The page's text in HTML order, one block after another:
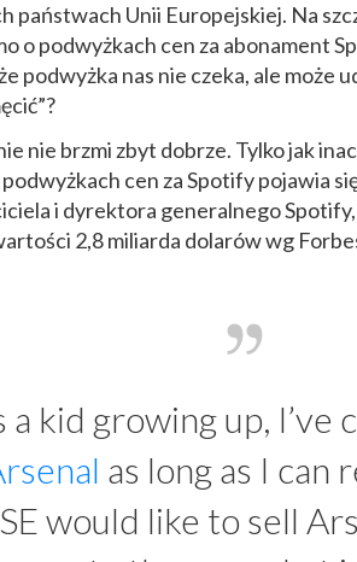
państwach Unii Europejskiej. Na
o podwyżkach cen za abonament
podwyżka nas nie czeka, ale może
nie brzmi zbyt dobrze. Tylko jak
cen za Spotify pojawia
i dyrektora generalnego
2,8 miliarda dolarów wg
a kid growing up, I’ve
as long as I can
would like to sell